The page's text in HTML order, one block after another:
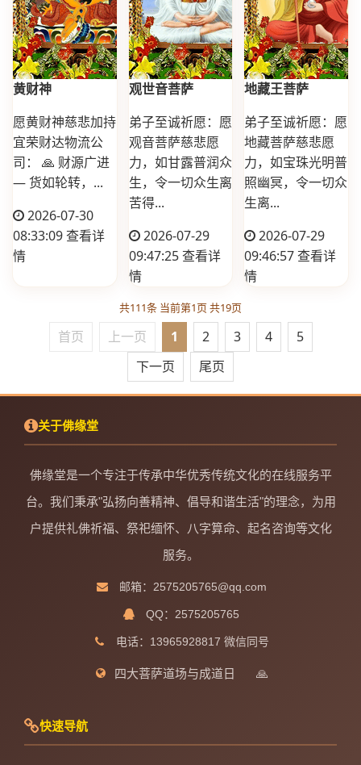
黄财神
愿黄财神慈悲加持
宜荣财达物流公
司： 🙏 财源广进
— 货如轮转，...
2026-07-30
08:33:09查看详
情
观世音菩萨
弟子至诚祈愿：愿
观音菩萨慈悲愿
力，如甘露普润众
生，令一切众生离
苦得...
2026-07-29
09:47:25查看详
情
地藏王菩萨
弟子至诚祈愿：愿
地藏菩萨慈悲愿
力，如宝珠光明普
照幽冥，令一切众
生离...
2026-07-29
09:46:57查看详
情
共111条 当前第1页 共19页
首页 上一页 1 2 3 4
5
下一页
尾页
关于佛缘堂
佛缘堂是一个专注于传承中华优秀传统文化的在线服务平
台。我们秉承"弘扬向善精神、倡导和谐生活"的理念，为用
户提供礼佛祈福、祭祀缅怀、八字算命、起名咨询等文化
服务。
邮箱：2575205765@qq.com
QQ：2575205765
电话：13965928817 微信同号
四大菩萨道场与成道日 🙏
快速导航